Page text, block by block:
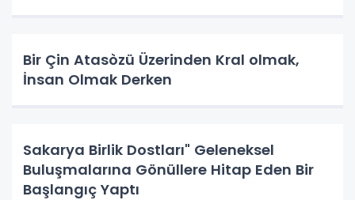
Bir Çin Atasòzü Üzerinden Kral olmak,
İnsan Olmak Derken
Sakarya Birlik Dostları" Geleneksel
Buluşmalarına Gönüllere Hitap Eden Bir
Başlangıç Yaptı